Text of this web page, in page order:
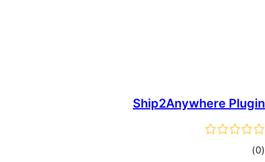
Ship2Anywhere Plugin
(0 דרוגים)